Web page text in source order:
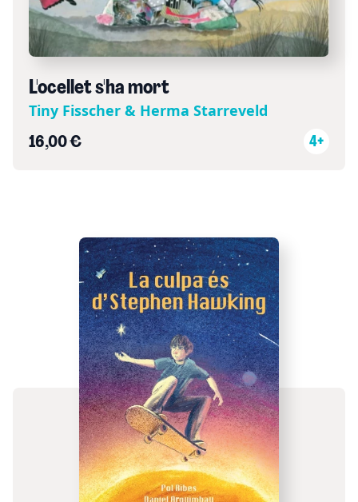
L'ocellet s'ha mort
Tiny Fisscher & Herma Starreveld
16,00 € 4+